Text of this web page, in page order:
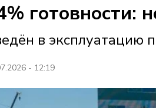
готовности:
в эксплуатацию
- 12:19